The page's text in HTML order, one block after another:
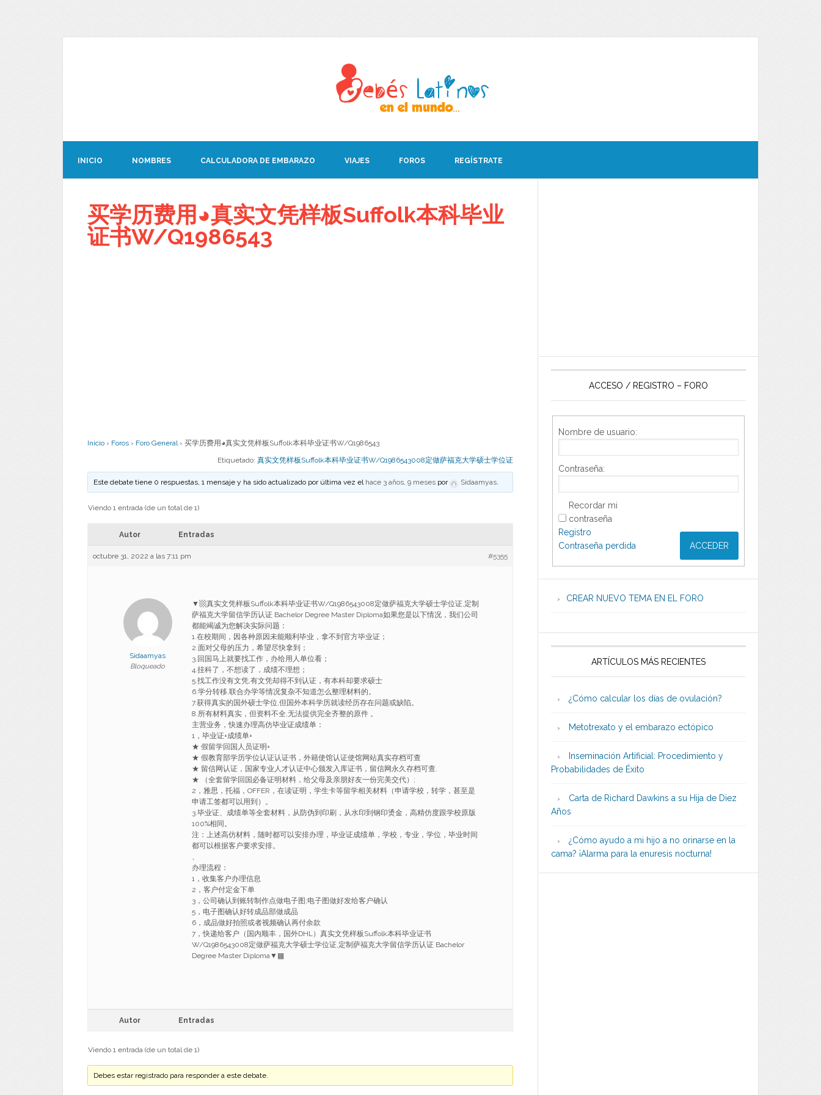
INICIO NOMBRES CALCULADORA DE EMBARAZO VIAJES FOROS REGÍSTRATE
买学历费用◕真实文凭样板Suffolk本科毕业
证书W/Q1986543
Inicio › Foros › Foro General › 买学历费用◕真实文凭样板Suffolk本科毕业证书W/Q1986543
Etiquetado: 真实文凭样板Suffolk本科毕业证书W/Q1986543008定做萨福克大学硕士学位证
Este debate tiene 0 respuestas, 1 mensaje y ha sido actualizado por última vez el hace 3 años, 9 meses por Sidaamyas.
Viendo 1 entrada (de un total de 1)
Autor Entradas
octubre 31, 2022 a las 7:11 pm #5355
Sidaamyas
Bloqueado
▼▩真实文凭样板Suffolk本科毕业证书W/Q1986543008定做萨福克大学硕士学位证,定制
萨福克大学留信学历认证 Bachelor Degree Master Diploma如果您是以下情况，我们公司
都能竭诚为您解决实际问题：
1.在校期间，因各种原因未能顺利毕业，拿不到官方毕业证；
2.面对父母的压力，希望尽快拿到；
3.回国马上就要找工作，办给用人单位看；
4.挂科了，不想读了，成绩不理想；
5.找工作没有文凭,有文凭却得不到认证，有本科却要求硕士
6.学分转移,联合办学等情况复杂不知道怎么整理材料的。
7.获得真实的国外硕士学位,但国外本科学历就读经历存在问题或缺陷。
8.所有材料真实，但资料不全,无法提供完全齐整的原件 。
主营业务，快速办理高仿毕业证成绩单：
1，毕业证+成绩单+
★ 假留学回国人员证明+
★ 假教育部学历学位认证认证书，外籍使馆认证使馆网站真实存档可查
★ 留信网认证，国家专业人才认证中心颁发入库证书，留信网永久存档可查.
★ （全套留学回国必备证明材料，给父母及亲朋好友一份完美交代）;
2，雅思，托福，OFFER，在读证明，学生卡等留学相关材料（申请学校，转学，甚至是
申请工签都可以用到）。
3.毕业证、成绩单等全套材料，从防伪到印刷，从水印到钢印烫金，高精仿度跟学校原版
100%相同。
注：上述高仿材料，随时都可以安排办理，毕业证成绩单，学校，专业，学位，毕业时间
都可以根据客户要求安排。
、
办理流程：
1，收集客户办理信息
2，客户付定金下单
3，公司确认到账转制作点做电子图;电子图做好发给客户确认
5，电子图确认好转成品部做成品
6，成品做好拍照或者视频确认再付余款
7，快递给客户（国内顺丰，国外DHL）真实文凭样板Suffolk本科毕业证书
W/Q1986543008定做萨福克大学硕士学位证,定制萨福克大学留信学历认证 Bachelor
Degree Master Diploma▼▩
Autor Entradas
Viendo 1 entrada (de un total de 1)
Debes estar registrado para responder a este debate.
ACCESO / REGISTRO – FORO
Nombre de usuario:
Contraseña:
Recordar mi
contraseña
ACCEDER
Registro
Contraseña perdida
CREAR NUEVO TEMA EN EL FORO
ARTÍCULOS MÁS RECIENTES
¿Cómo calcular los días de ovulación?
Metotrexato y el embarazo ectópico
Inseminación Artificial: Procedimiento y
Probabilidades de Éxito
Carta de Richard Dawkins a su Hija de Diez
Años
¿Cómo ayudo a mi hijo a no orinarse en la
cama? ¡Alarma para la enuresis nocturna!